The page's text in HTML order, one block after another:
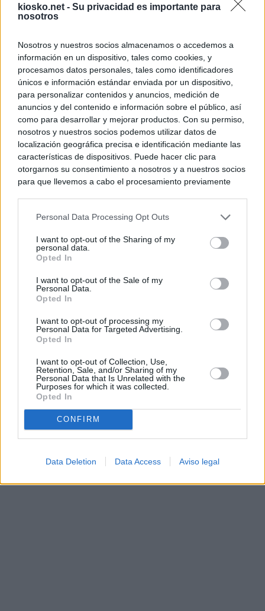
kiosko.net - Su privacidad es importante para
nosotros
Nosotros y nuestros socios almacenamos o accedemos a
información en un dispositivo, tales como cookies, y
procesamos datos personales, tales como identificadores
únicos e información estándar enviada por un dispositivo,
para personalizar contenidos y anuncios, medición de
anuncios y del contenido e información sobre el público, así
como para desarrollar y mejorar productos. Con su permiso,
nosotros y nuestros socios podemos utilizar datos de
localización geográfica precisa e identificación mediante las
características de dispositivos. Puede hacer clic para
otorgarnos su consentimiento a nosotros y a nuestros socios
para que llevemos a cabo el procesamiento previamente
negar su consentimiento. Tenga en cuenta que algún
de su consentimiento, pero usted tiene el derecho de
rechazar tal procesamiento. Sus preferencias se aplicarán
cualquier momento entrando de nuevo en este sitio web o
visitando nuestra política de privacidad.
Personal Data Processing Opt Outs
I want to opt-out of the Sharing of my
personal data.
Opted In
I want to opt-out of the Sale of my
Personal Data.
Opted In
I want to opt-out of processing my
Personal Data for Targeted Advertising.
Opted In
I want to opt-out of Collection, Use,
Retention, Sale, and/or Sharing of my
Personal Data that Is Unrelated with the
Purposes for which it was collected.
Opted In
CONFIRM
Data Deletion Data Access Aviso legal